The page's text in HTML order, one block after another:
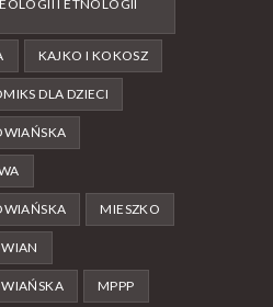
I ETNOLOGII
KAJKO I KOKOSZ
DLA DZIECI
MIESZKO
MPPP